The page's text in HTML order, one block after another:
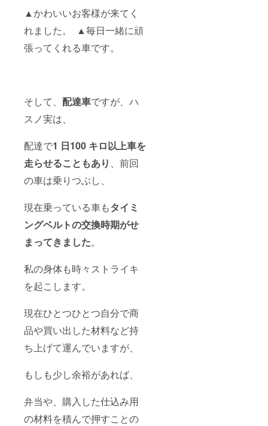
▲かわいいお客様が来てく
れました。 ▲毎日一緒に頑
張ってくれる車です。
そして、 配達車ですが、ハ
スノ実は、
配達で1 日100 キロ以上車を
走らせることもあり 、前回
の車は乗りつぶし、
現在乗っている車もタイミ
ングベルトの交換時期がせ
まってきました。
私の身体も時々ストライキ
を起こします。
現在ひとつひとつ自分で商
品や買い出した材料など持
ち上げて運んでいますが、
もしも少し余裕があれば、
弁当や、購入した仕込み用
の材料を積んで押すことの